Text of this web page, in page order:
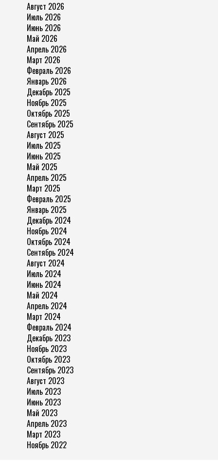
Август 2026
Июль 2026
Июнь 2026
Май 2026
Апрель 2026
Март 2026
Февраль 2026
Январь 2026
Декабрь 2025
Ноябрь 2025
Октябрь 2025
Сентябрь 2025
Август 2025
Июль 2025
Июнь 2025
Май 2025
Апрель 2025
Март 2025
Февраль 2025
Январь 2025
Декабрь 2024
Ноябрь 2024
Октябрь 2024
Сентябрь 2024
Август 2024
Июль 2024
Июнь 2024
Май 2024
Апрель 2024
Март 2024
Февраль 2024
Декабрь 2023
Ноябрь 2023
Октябрь 2023
Сентябрь 2023
Август 2023
Июль 2023
Июнь 2023
Май 2023
Апрель 2023
Март 2023
Ноябрь 2022